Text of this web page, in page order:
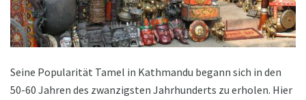
Seine Popularität Tamel in Kathmandu begann sich in den
50-60 Jahren des zwanzigsten Jahrhunderts zu erholen. Hier